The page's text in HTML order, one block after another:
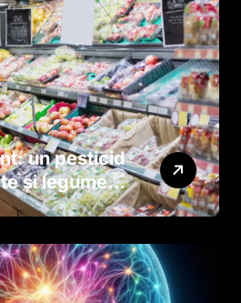
un pesticid
și legume
dezvoltarea